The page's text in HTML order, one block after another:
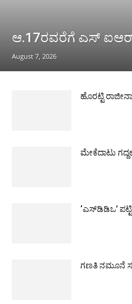
ಆ.17ರವರೆಗೆ ಎಸ್
August 7, 2026
ಹೊರಟ್ಟಿ
ಮೇಕೆದಾಟು
‘ಎಸ್‌ಡಿಡಿಒ’
ಗಣತಿ ನಮೂನೆ